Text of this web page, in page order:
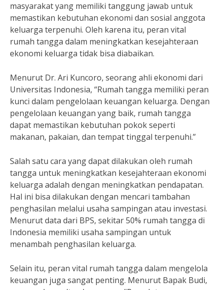
masyarakat yang memiliki tanggung jawab untuk
memastikan kebutuhan ekonomi dan sosial anggota
keluarga terpenuhi. Oleh karena itu, peran vital
rumah tangga dalam meningkatkan kesejahteraan
ekonomi keluarga tidak bisa diabaikan.
Menurut Dr. Ari Kuncoro, seorang ahli ekonomi dari
Universitas Indonesia, “Rumah tangga memiliki peran
kunci dalam pengelolaan keuangan keluarga. Dengan
pengelolaan keuangan yang baik, rumah tangga
dapat memastikan kebutuhan pokok seperti
makanan, pakaian, dan tempat tinggal terpenuhi.”
Salah satu cara yang dapat dilakukan oleh rumah
tangga untuk meningkatkan kesejahteraan ekonomi
keluarga adalah dengan meningkatkan pendapatan.
Hal ini bisa dilakukan dengan mencari tambahan
penghasilan melalui usaha sampingan atau investasi.
Menurut data dari BPS, sekitar 50% rumah tangga di
Indonesia memiliki usaha sampingan untuk
menambah penghasilan keluarga.
Selain itu, peran vital rumah tangga dalam mengelola
keuangan juga sangat penting. Menurut Bapak Budi,